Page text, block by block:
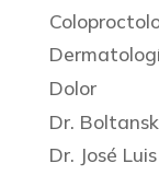
Dolor
Dr.
Dr. José